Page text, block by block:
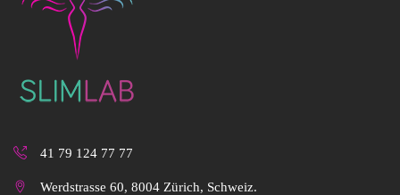
41 79 124 77 77
Werdstrasse 60, 8004 Zürich, Schweiz.